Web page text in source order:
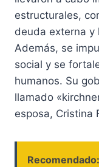
estructurales,
deuda externa y
Además, se
social y se
humanos. Su
llamado
esposa, Cristina
Recomendado: